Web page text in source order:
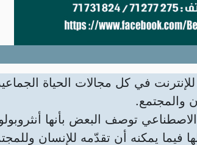
للإنترنت في كل مجالات الحياة
والمجتمع.
توصف البعض بأنها
فيما يمكنه أن تقدّمه للإنسان